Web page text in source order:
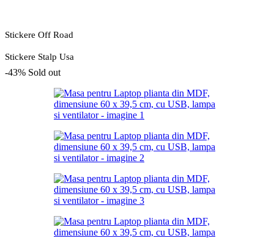
Stickere Off Road
Stickere Stalp Usa
-43% Sold out